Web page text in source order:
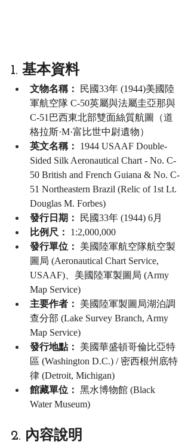
1. 基本資料
文物名稱：
民國33年 (1944)美國陸
軍航空隊 C-50英屬與法屬圭亞那與
C-51巴西東北部雙面絲質航圖（道
格拉斯·M·富比世中尉遺物）
英文名稱：
1944 USAAF Double-
Sided Silk Aeronautical Chart - No. C-
50 British and French Guiana & No. C-
51 Northeastern Brazil (Relic of 1st Lt.
Douglas M. Forbes)
發行日期：
民國33年 (1944) 6月
比例尺：
1:2,000,000
發行單位：
美國陸軍航空隊航空製
圖局 (Aeronautical Chart Service,
USAAF)、美國陸軍製圖局 (Army
Map Service)
主要作者：
美國陸軍製圖局湖泊調
查分部 (Lake Survey Branch, Army
Map Service)
發行地點：
美國華盛頓哥倫比亞特
區 (Washington D.C.) / 密西根州底特
律 (Detroit, Michigan)
館藏單位： 黑水博物館 (Black
Water Museum)
2. 內容說明